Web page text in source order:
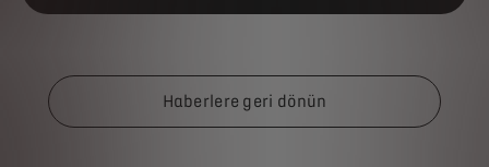
Haberlere geri dönün